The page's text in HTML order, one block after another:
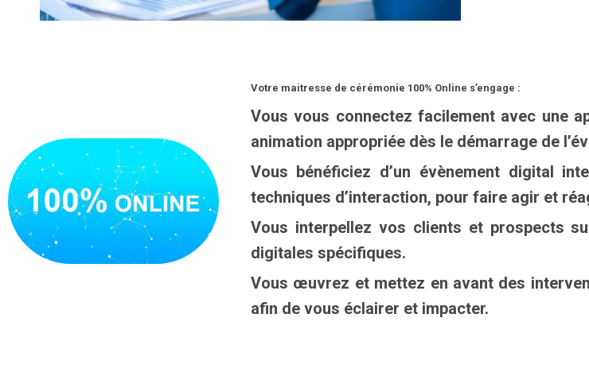
Votre maitresse de cérémonie 100% Online s’engage :
Vous vous connectez facilement avec une
animation appropriée dès le démarrage de
Vous bénéficiez d’un évènement digital
techniques d’interaction, pour faire agir et
Vous interpellez vos clients et prospects
digitales spécifiques.
Vous œuvrez et mettez en avant des
afin de vous éclairer et impacter.